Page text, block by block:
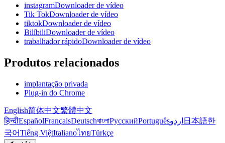
instagramDownloader de vídeo
Tik TokDownloader de vídeo
tiktokDownloader de vídeo
BilíbiliDownloader de vídeo
trabalhador rápidoDownloader de vídeo
Produtos relacionados
implantação privada
Plug-in do Chrome
English简体中文繁體中文
हिन्दीEspañolFrançaisDeutschবাংলাРусскийPortuguêsاردو 日本語한
국어Tiếng ViệtItalianoไทยTürkçe